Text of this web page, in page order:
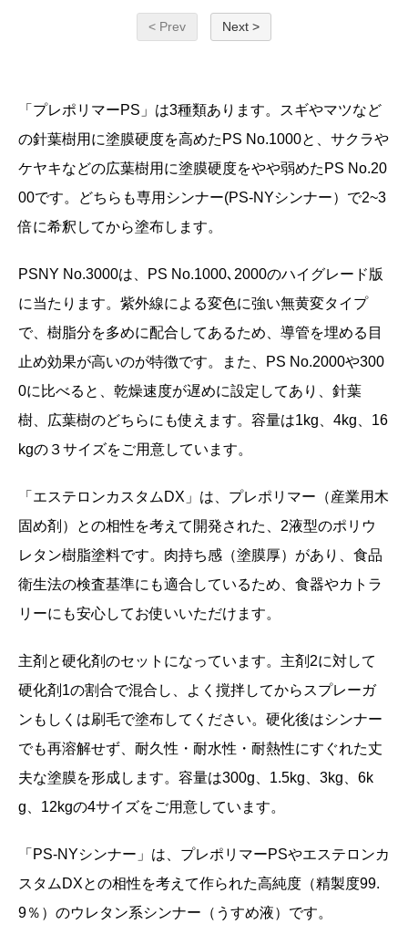
< Prev Next >
「プレポリマーPS」は3種類あります。スギやマツなど
の針葉樹用に塗膜硬度を高めたPS No.1000と、サクラや
ケヤキなどの広葉樹用に塗膜硬度をやや弱めたPS No.20
00です。どちらも専用シンナー(PS-NYシンナー）で2~3
倍に希釈してから塗布します。
PSNY No.3000は、PS No.1000､2000のハイグレード版
に当たります。紫外線による変色に強い無黄変タイプ
で、樹脂分を多めに配合してあるため、導管を埋める目
止め効果が高いのが特徴です。また、PS No.2000や300
0に比べると、乾燥速度が遅めに設定してあり、針葉
樹、広葉樹のどちらにも使えます。容量は1kg、4kg、16
kgの３サイズをご用意しています。
「エステロンカスタムDX」は、プレポリマー（産業用木
固め剤）との相性を考えて開発された、2液型のポリウ
レタン樹脂塗料です。肉持ち感（塗膜厚）があり、食品
衛生法の検査基準にも適合しているため、食器やカトラ
リーにも安心してお使いいただけます。
主剤と硬化剤のセットになっています。主剤2に対して
硬化剤1の割合で混合し、よく撹拌してからスプレーガ
ンもしくは刷毛で塗布してください。硬化後はシンナー
でも再溶解せず、耐久性・耐水性・耐熱性にすぐれた丈
夫な塗膜を形成します。容量は300g、1.5kg、3kg、6k
g、12kgの4サイズをご用意しています。
「PS-NYシンナー」は、プレポリマーPSやエステロンカ
スタムDXとの相性を考えて作られた高純度（精製度99.
9％）のウレタン系シンナー（うすめ液）です。